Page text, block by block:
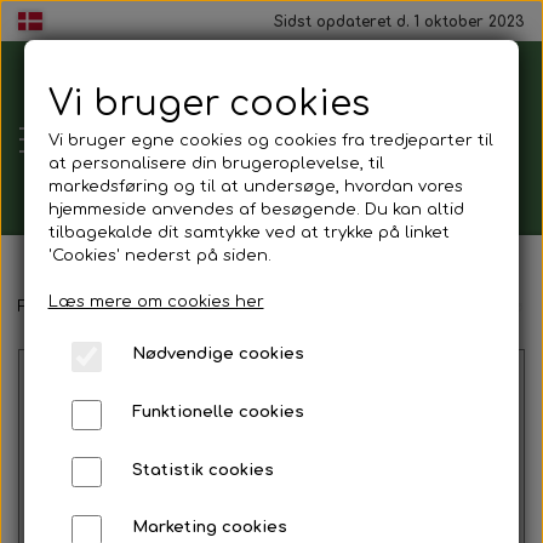
Sidst opdateret d. 1 oktober 2023
Tårnborg
Forsamlingshus
Gavekort
Mad ud af huset
Mindestund
Forside Mad ud af huset Franskbrød m. pålæg
Vi bruger cookies
Vi bruger egne cookies og cookies fra tredjeparter til
at personalisere din brugeroplevelse, til
markedsføring og til at undersøge, hvordan vores
hjemmeside anvendes af besøgende. Du kan altid
tilbagekalde dit samtykke ved at trykke på linket
'Cookies' nederst på siden.
Læs mere om cookies her
Nødvendige cookies
Funktionelle cookies
Statistik cookies
Marketing cookies